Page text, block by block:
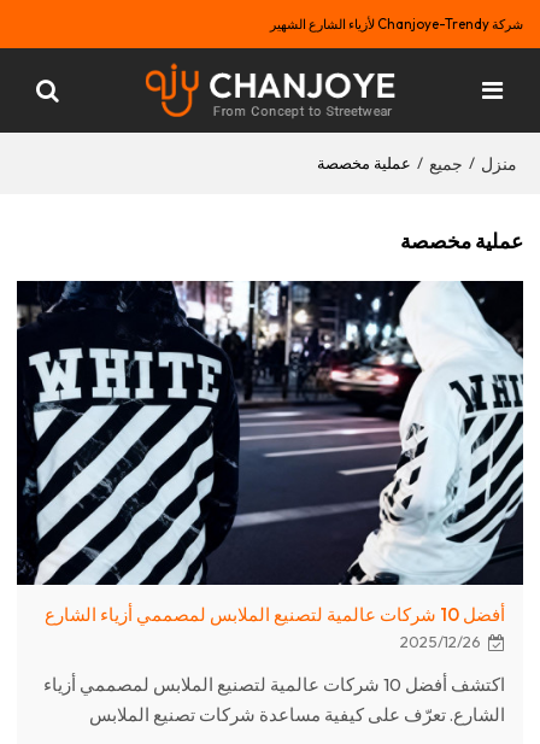
شركة Chanjoye-Trendy لأزياء الشارع الشهير
منزل / جميع / عملية مخصصة
عملية مخصصة
أفضل 10 شركات عالمية لتصنيع الملابس لمصممي أزياء الشارع
2025/12/26
اكتشف أفضل 10 شركات عالمية لتصنيع الملابس لمصممي أزياء
الشارع. تعرّف على كيفية مساعدة شركات تصنيع الملابس